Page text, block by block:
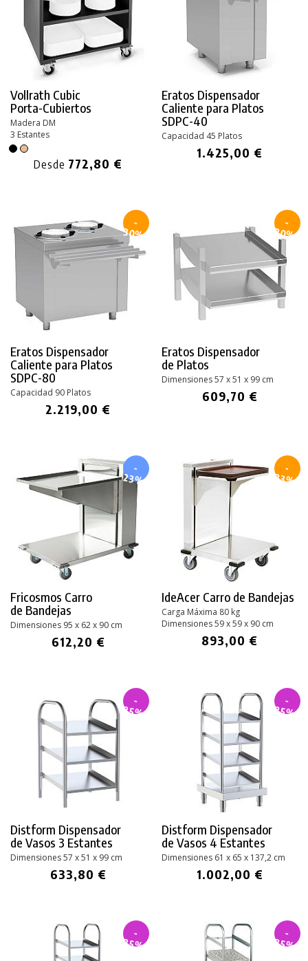
PRODUCTO AÑADIDO AL CARRITO
Vollrath Cubic
Porta-Cubiertos
Madera DM
3 Estantes
Desde 772,80 €
Eratos Dispensador
Caliente para Platos
SDPC-40
Capacidad 45 Platos
1.425,00 €
-
30%
Eratos Dispensador
Caliente para Platos
SDPC-80
Capacidad 90 Platos
2.219,00 €
-
30%
Eratos Dispensador
de Platos
Dimensiones 57 x 51 x 99 cm
609,70 €
-
23%
Fricosmos Carro
de Bandejas
Dimensiones 95 x 62 x 90 cm
612,20 €
-
33%
IdeAcer Carro de Bandejas
Carga Máxima 80 kg
Dimensiones 59 x 59 x 90 cm
893,00 €
-
35%
Distform Dispensador
de Vasos 3 Estantes
Dimensiones 57 x 51 x 99 cm
633,80 €
-
35%
Distform Dispensador
de Vasos 4 Estantes
Dimensiones 61 x 65 x 137,2 cm
1.002,00 €
-
35%
-
35%